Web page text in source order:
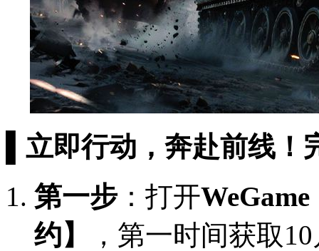
▌立即行动，奔赴前线
第一步 ：打开WeGame
约】
，第一时间获取